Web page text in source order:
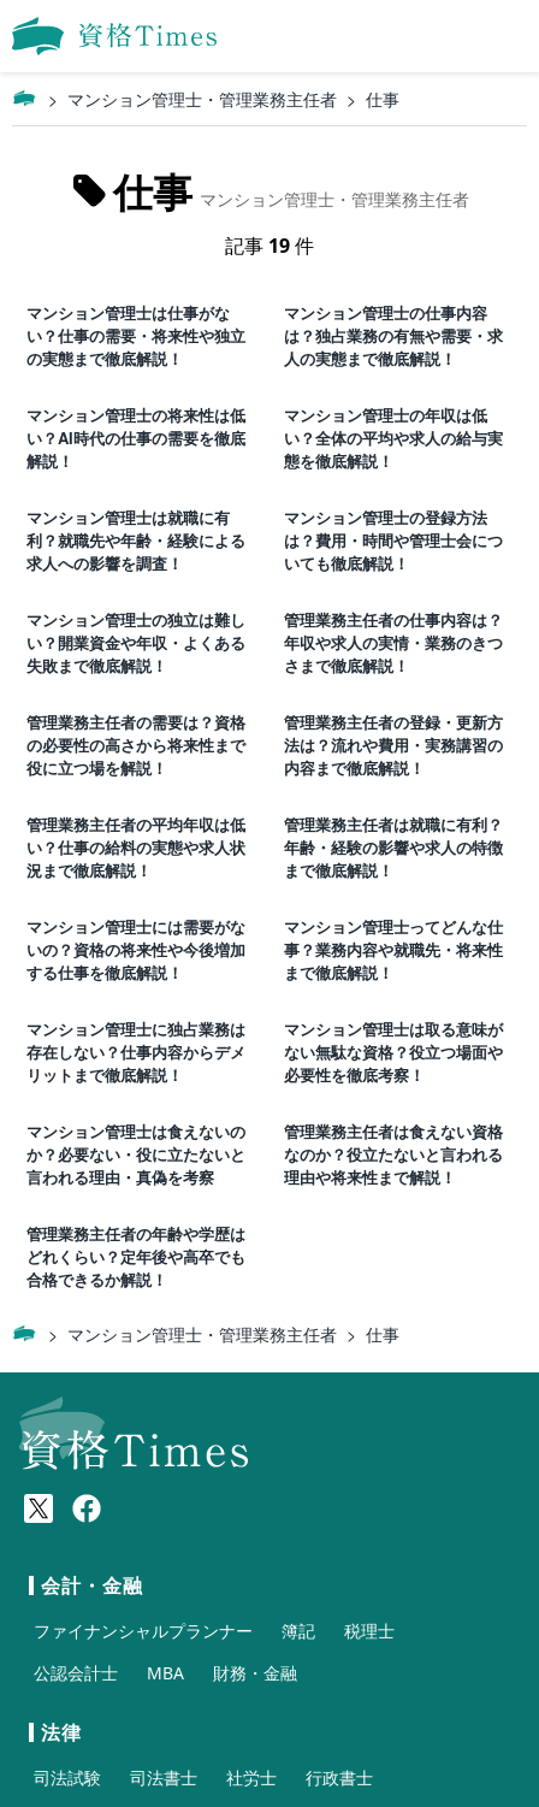
マンション管理士・管理業務主任者 仕事
仕事 マンション管理士・管理業務主任者
記事 19件
マンション管理士は仕事がな
い？仕事の需要・将来性や独立
の実態まで徹底解説！
マンション管理士の仕事内容
は？独占業務の有無や需要・求
人の実態まで徹底解説！
マンション管理士の将来性は低
い？AI時代の仕事の需要を徹底
解説！
マンション管理士の年収は低
い？全体の平均や求人の給与実
態を徹底解説！
マンション管理士は就職に有
利？就職先や年齢・経験による
求人への影響を調査！
マンション管理士の登録方法
は？費用・時間や管理士会につ
いても徹底解説！
マンション管理士の独立は難し
い？開業資金や年収・よくある
失敗まで徹底解説！
管理業務主任者の仕事内容は？
年収や求人の実情・業務のきつ
さまで徹底解説！
管理業務主任者の需要は？資格
の必要性の高さから将来性まで
役に立つ場を解説！
管理業務主任者の登録・更新方
法は？流れや費用・実務講習の
内容まで徹底解説！
管理業務主任者の平均年収は低
い？仕事の給料の実態や求人状
況まで徹底解説！
管理業務主任者は就職に有利？
年齢・経験の影響や求人の特徴
まで徹底解説！
マンション管理士には需要がな
いの？資格の将来性や今後増加
する仕事を徹底解説！
マンション管理士ってどんな仕
事？業務内容や就職先・将来性
まで徹底解説！
マンション管理士に独占業務は
存在しない？仕事内容からデメ
リットまで徹底解説！
マンション管理士は取る意味が
ない無駄な資格？役立つ場面や
必要性を徹底考察！
マンション管理士は食えないの
か？必要ない・役に立たないと
言われる理由・真偽を考察
管理業務主任者は食えない資格
なのか？役立たないと言われる
理由や将来性まで解説！
管理業務主任者の年齢や学歴は
どれくらい？定年後や高卒でも
合格できるか解説！
マンション管理士・管理業務主任者 仕事
会計・金融
ファイナンシャルプランナー 簿記
税理士
公認会計士
MBA 財務・金融
法律
司法試験 司法書士 社労士
行政書士